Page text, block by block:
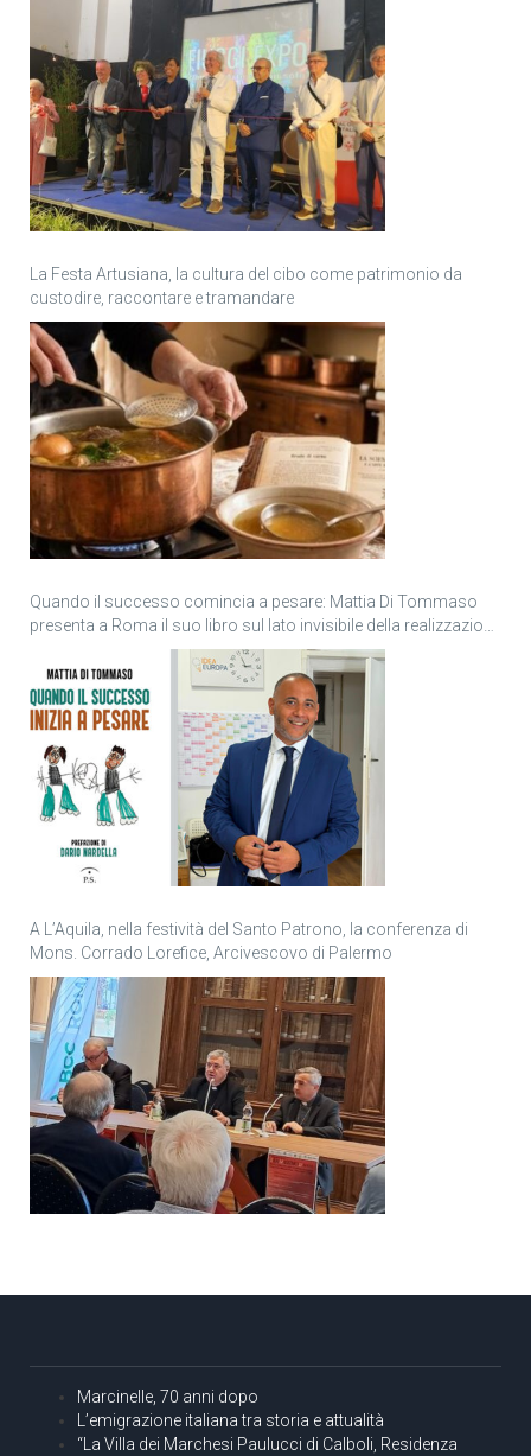
La Festa Artusiana, la cultura del cibo come patrimonio da
custodire, raccontare e tramandare
Quando il successo comincia a pesare: Mattia Di Tommaso
presenta a Roma il suo libro sul lato invisibile della realizzazione
A L’Aquila, nella festività del Santo Patrono, la conferenza di
Mons. Corrado Lorefice, Arcivescovo di Palermo
Marcinelle, 70 anni dopo
L’emigrazione italiana tra storia e attualità
“La Villa dei Marchesi Paulucci di Calboli, Residenza